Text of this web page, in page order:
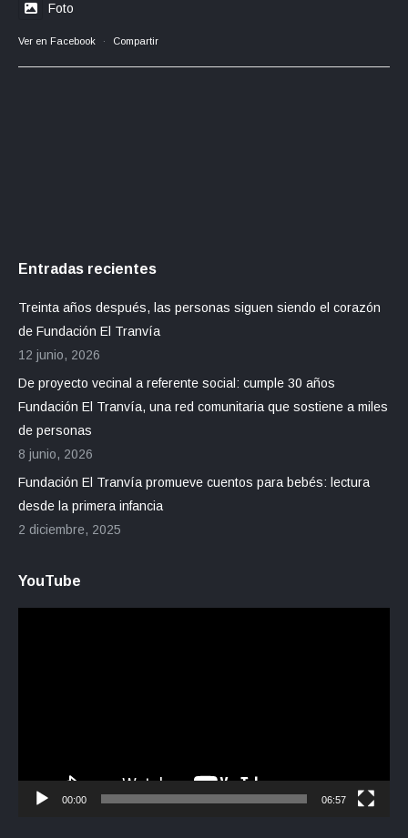
Foto
Ver en Facebook · Compartir
Entradas recientes
Treinta años después, las personas siguen siendo el corazón
de Fundación El Tranvía
12 junio, 2026
De proyecto vecinal a referente social: cumple 30 años
Fundación El Tranvía, una red comunitaria que sostiene a miles
de personas
8 junio, 2026
Fundación El Tranvía promueve cuentos para bebés: lectura
desde la primera infancia
2 diciembre, 2025
YouTube
00:00 06:57